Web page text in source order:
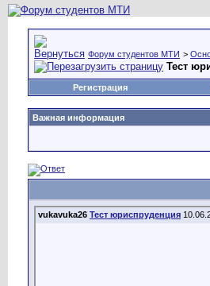
Форум студентов МТИ >
Тест
Регистрация
Важная информация
vukavuka26 Тест юриспруденция